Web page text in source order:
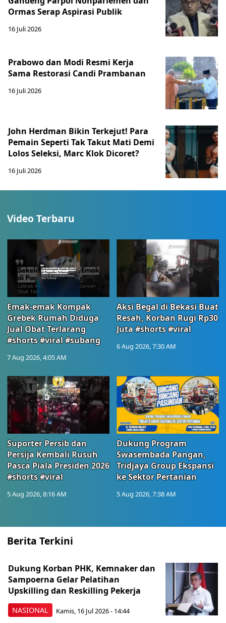
Ormas Serap Aspirasi Publik
16 Juli 2026
Prabowo dan Modi Resmi Kerja
Sama Restorasi Candi Prambanan
16 Juli 2026
John Herdman Bikin Terkejut! Para
Pemain Seperti Tak Takut Mati Demi
Lolos Seleksi, Marc Klok Dicoret?
16 Juli 2026
Video Terbaru
Emak-emak Kompak
Grebek Rumah Diduga
Jual Obat Terlarang
#shorts #viral #subang
7 Aug 2026, 4:05 AM
Aksi Begal di Bekasi Buat
Resah, Korban Rugi Rp30
Juta #shorts #viral
6 Aug 2026, 7:30 AM
Suporter Persib dan
Persija Kembali Rusuh
Pasca Piala Presiden 2026
#shorts #viral
5 Aug 2026, 8:16 AM
Dukung Program
Swasembada Pangan,
Tridjaya Group Ekspansi
ke Sektor Pertanian
5 Aug 2026, 7:38 AM
Berita Terkini
NASIONAL
Dukung Korban PHK, Kemnaker dan
Sampoerna Gelar Pelatihan
Upskilling dan Reskilling Pekerja
Kamis, 16 Jul 2026 - 14:44